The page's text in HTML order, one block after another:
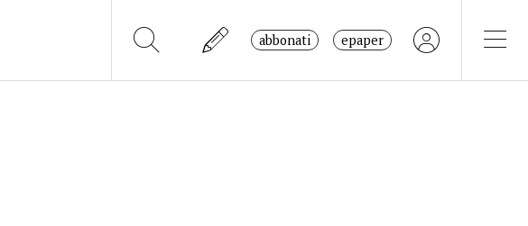
abbonati epaper